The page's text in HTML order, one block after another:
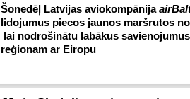
Šonedēļ Latvijas aviokompānija
lidojumus piecos jaunos maršrutos
lai nodrošinātu labākus
reģionam ar Eiropu